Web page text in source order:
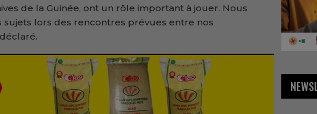
de la Guinée, ont un rôle important à jouer. Nous
lors des rencontres prévues entre nos